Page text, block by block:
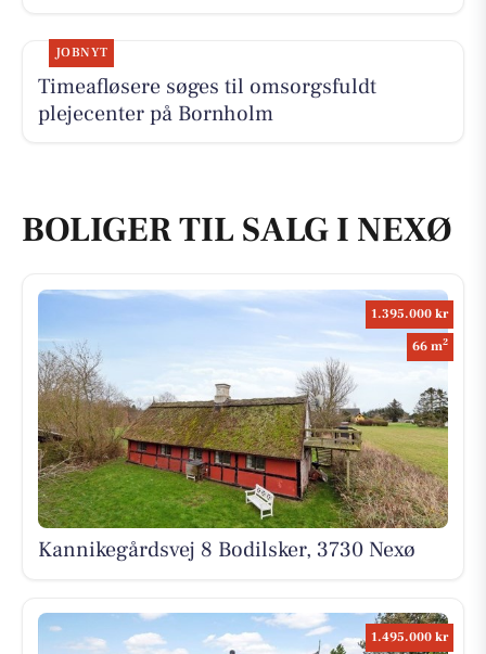
JOBNYT
Timeafløsere søges til omsorgsfuldt
plejecenter på Bornholm
BOLIGER TIL SALG I NEXØ
1.395.000 kr
66 m2
Kannikegårdsvej 8 Bodilsker, 3730 Nexø
1.495.000 kr